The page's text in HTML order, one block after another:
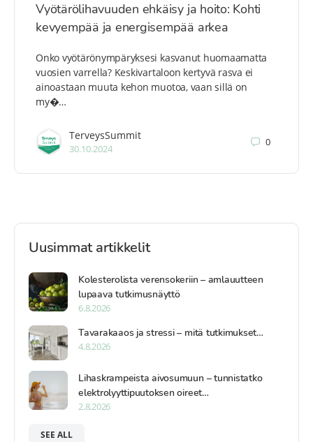
Vyötärölihavuuden ehkäisy ja hoito: Kohti
kevyempää ja energisempää arkea
Onko vyötärönympäryksesi kasvanut huomaamatta
vuosien varrella? Keskivartaloon kertyvä rasva ei
ainoastaan muuta kehon muotoa, vaan sillä on
my�…
TerveysSummit
30.10.2024
0
Uusimmat artikkelit
Kolesterolista verensokeriin – amlauutteen
lupaava tutkimusnäyttö
6.8.2026
Tavarakaaos ja stressi – mitä tutkimukset…
4.8.2026
Lihaskrampeista aivosumuun – tunnistatko
elektrolyyttipuutoksen oireet…
2.8.2026
SEE ALL